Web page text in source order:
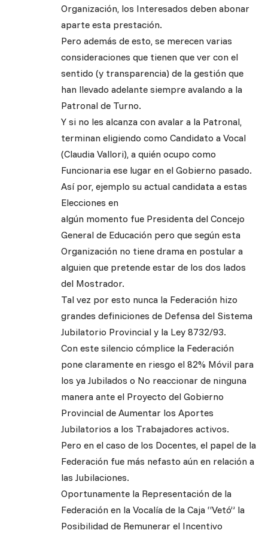
Organización, los Interesados deben abonar
aparte esta prestación.
Pero además de esto, se merecen varias
consideraciones que tienen que ver con el
sentido (y transparencia) de la gestión que
han llevado adelante siempre avalando a la
Patronal de Turno.
Y si no les alcanza con avalar a la Patronal,
terminan eligiendo como Candidato a Vocal
(Claudia Vallori), a quién ocupo como
Funcionaria ese lugar en el Gobierno pasado.
Así por, ejemplo su actual candidata a estas
Elecciones en
algún momento fue Presidenta del Concejo
General de Educación pero que según esta
Organización no tiene drama en postular a
alguien que pretende estar de los dos lados
del Mostrador.
Tal vez por esto nunca la Federación hizo
grandes definiciones de Defensa del Sistema
Jubilatorio Provincial y la Ley 8732/93.
Con este silencio cómplice la Federación
pone claramente en riesgo el 82% Móvil para
los ya Jubilados o No reaccionar de ninguna
manera ante el Proyecto del Gobierno
Provincial de Aumentar los Aportes
Jubilatorios a los Trabajadores activos.
Pero en el caso de los Docentes, el papel de la
Federación fue más nefasto aún en relación a
las Jubilaciones.
Oportunamente la Representación de la
Federación en la Vocalía de la Caja “Vetó” la
Posibilidad de Remunerar el Incentivo